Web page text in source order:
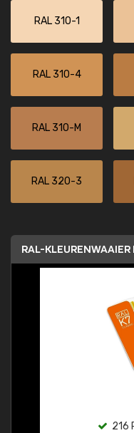
RAL 310-1
RAL 310-4
RAL 310-M
RAL 320-3
RAL-KLEURENWAAIER
216